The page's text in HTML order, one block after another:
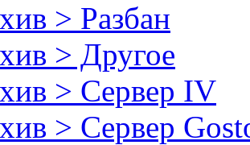
> Разбан
> Другое
> Сервер IV
> Сервер